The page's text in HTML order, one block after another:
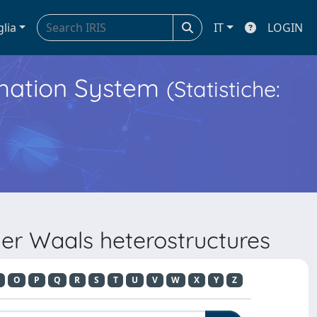
IT LOGIN
System (Statistiche:
Waals heterostructures
O P Q R S T U V W X Y Z